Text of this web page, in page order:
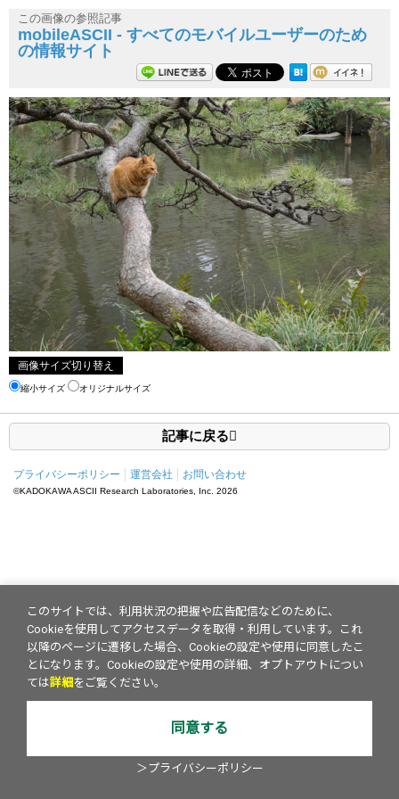
この画像の参照記事
mobileASCII - すべてのモバイルユーザーのため
の情報サイト
画像サイズ切り替え
縮小サイズ オリジナルサイズ
記事に戻る
プライバシーポリシー 運営会社 お問い合わせ
©KADOKAWA ASCII Research Laboratories, Inc. 2026
このサイトでは、利用状況の把握や広告配信などのために、
Cookieを使用してアクセスデータを取得・利用しています。これ
以降のページに遷移した場合、Cookieの設定や使用に同意したこ
とになります。Cookieの設定や使用の詳細、オプトアウトについ
ては詳細 をご覧ください。
同意する
＞プライバシーポリシー